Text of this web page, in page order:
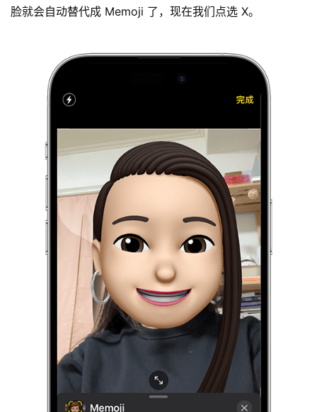
脸就会自动替代成 Memoji 了，现在我们点选 X。